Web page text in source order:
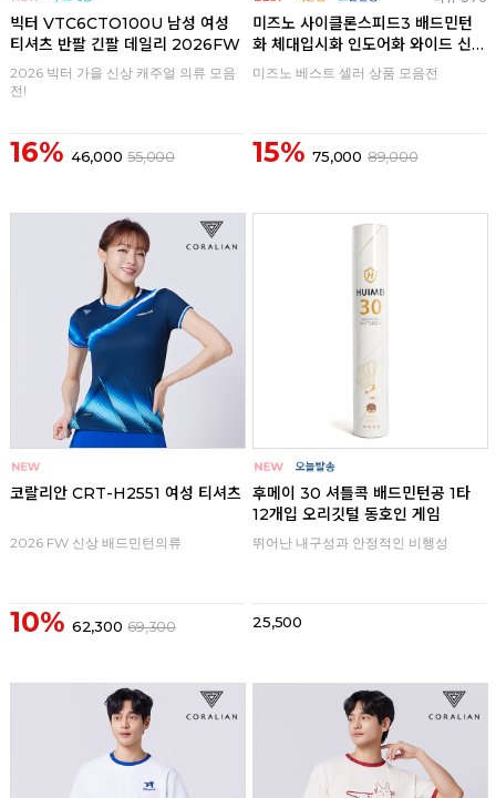
빅터 VTC6CTO100U 남성 여성
티셔츠 반팔 긴팔 데일리 2026FW
2026 빅터 가을 신상 캐주얼 의류 모음
전!
16% 46,000 55,000
미즈노 사이클론스피드3 배드민턴
화 체대입시화 인도어화 와이드 신
발
미즈노 베스트 셀러 상품 모음전
15% 75,000 89,000
코랄리안 CRT-H2551 여성 티셔츠
2026 FW 신상 배드민턴의류
10% 62,300 69,300
후메이 30 셔틀콕 배드민턴공 1타
12개입 오리깃털 동호인 게임
뛰어난 내구성과 안정적인 비행성
25,500